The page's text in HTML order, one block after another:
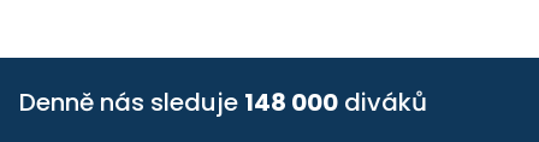
Denně nás sleduje 148 000 diváků